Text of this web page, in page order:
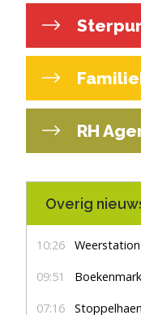
RH
Overig
10:26 Weerstation
09:51 Boekenmarkt
07:16